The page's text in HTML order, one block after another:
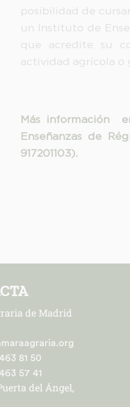
posibilidad de
un Instituto de
que acredite su
actividad agrícola o
Más información
Enseñanzas de
917201103).
de Madrid
81 50
57 41
del Ángel,